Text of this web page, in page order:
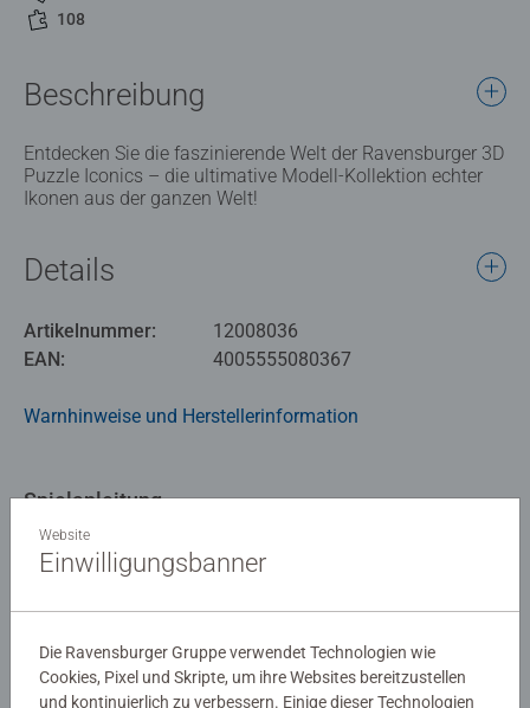
108
Beschreibung
Entdecken Sie die faszinierende Welt der Ravensburger 3D
Puzzle Iconics – die ultimative Modell-Kollektion echter
Ikonen aus der ganzen Welt!
Details
Artikelnummer:
12008036
EAN:
4005555080367
Warnhinweise und Herstellerinformation
Spielanleitung
Website
Einwilligungsbanner
Die Ravensburger Gruppe verwendet Technologien wie
Cookies, Pixel und Skripte, um ihre Websites bereitzustellen
und kontinuierlich zu verbessern. Einige dieser Technologien